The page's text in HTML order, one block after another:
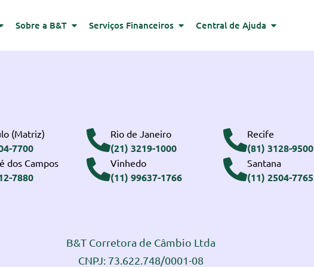
Sobre a B&T Serviços Financeiros Central de Ajuda
(Matriz)
7700
dos Campos
7880
Rio de Janeiro
(21) 3219-1000
Vinhedo
(11) 99637-1766
Recife
(81) 3128-9500
Santana
(11) 2504-7765
B&T Corretora de Câmbio Ltda
CNPJ: 73.622.748/0001-08